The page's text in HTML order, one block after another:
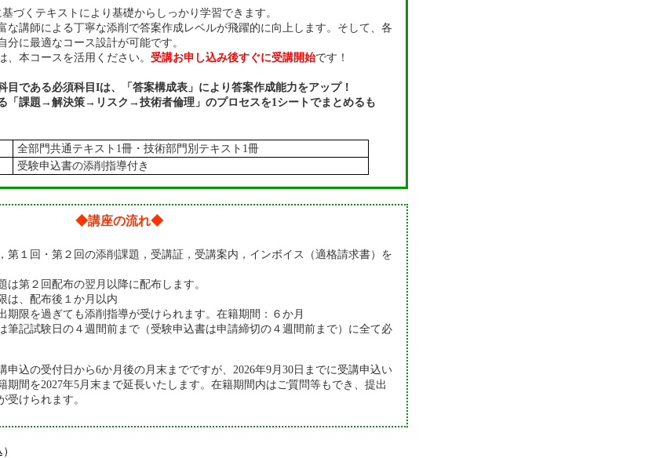
づくテキストにより基礎からしっかり学習できます。
な講師による丁寧な添削で答案作成レベルが飛躍的に向上します。そして、各
に最適なコース設計が可能です。
本コースを活用ください。 受講お申し込み後すぐに受講開始です！
である必須科目Iは、「答案構成表」により答案作成能力をアップ！
「課題→解決策→リスク→技術者倫理」のプロセスを1シートでまとめるも
全部門共通テキスト1冊・技術部門別テキスト1冊
受験申込書の添削指導付き
◆講座の流れ◆
第１回・第２回の添削課題，受講証，受講案内，インボイス（適格請求書）を
は第２回配布の翌月以降に配布します。
は、配布後１か月以内
期限を過ぎても添削指導が受けられます。在籍期間：６か月
筆記試験日の４週間前まで（受験申込書は申請締切の４週間前まで）に全て必
申込の受付日から6か月後の月末までですが、2026年9月30日までに受講申込い
期間を2027年5月末まで延長いたします。在籍期間内はご質問等もでき、提出
受けられます。